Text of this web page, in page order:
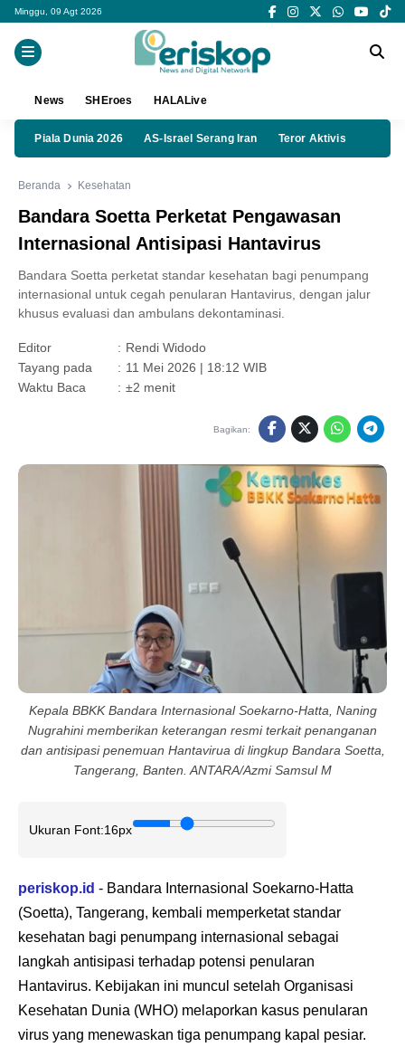
Minggu, 09 Agt 2026
News SHEroes HALALive
Piala Dunia 2026 AS-Israel Serang Iran Teror Aktivis
Beranda Kesehatan
Bandara Soetta Perketat Pengawasan
Internasional Antisipasi Hantavirus
Bandara Soetta perketat standar kesehatan bagi penumpang
internasional untuk cegah penularan Hantavirus, dengan jalur
khusus evaluasi dan ambulans dekontaminasi.
Editor : Rendi Widodo
Tayang pada
: 11 Mei 2026 | 18:12 WIB
Waktu Baca
: ±2 menit
Bagikan:
Kepala BBKK Bandara Internasional Soekarno-Hatta, Naning
Nugrahini memberikan keterangan resmi terkait penanganan
dan antisipasi penemuan Hantavirua di lingkup Bandara Soetta,
Tangerang, Banten. ANTARA/Azmi Samsul M
Ukuran Font:16px
periskop.id - Bandara Internasional Soekarno-Hatta
(Soetta), Tangerang, kembali memperketat standar
kesehatan bagi penumpang internasional sebagai
langkah antisipasi terhadap potensi penularan
Hantavirus. Kebijakan ini muncul setelah Organisasi
Kesehatan Dunia (WHO) melaporkan kasus penularan
virus yang menewaskan tiga penumpang kapal pesiar.